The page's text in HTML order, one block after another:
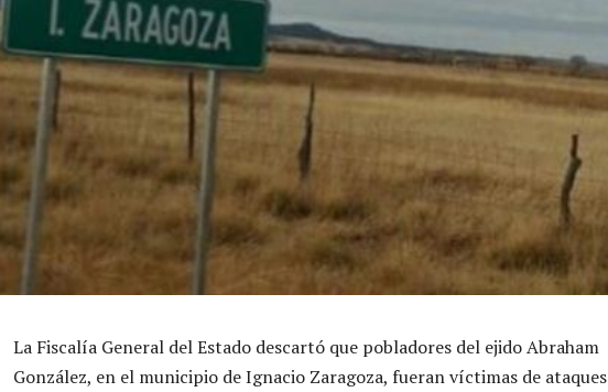
La Fiscalía General del Estado descartó que pobladores del ejido Abraham
González, en el municipio de Ignacio Zaragoza, fueran víctimas de ataques